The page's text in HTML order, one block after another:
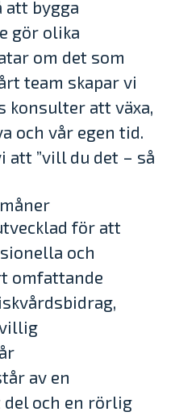
att bygga
gör olika
om det som
team skapar vi
att växa,
och vår egen tid.
att ”vill du det – så
för att
och
omfattande
av en
och en rörlig